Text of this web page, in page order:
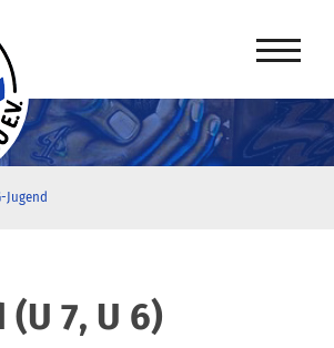
Jugend
(U 7, U 6)